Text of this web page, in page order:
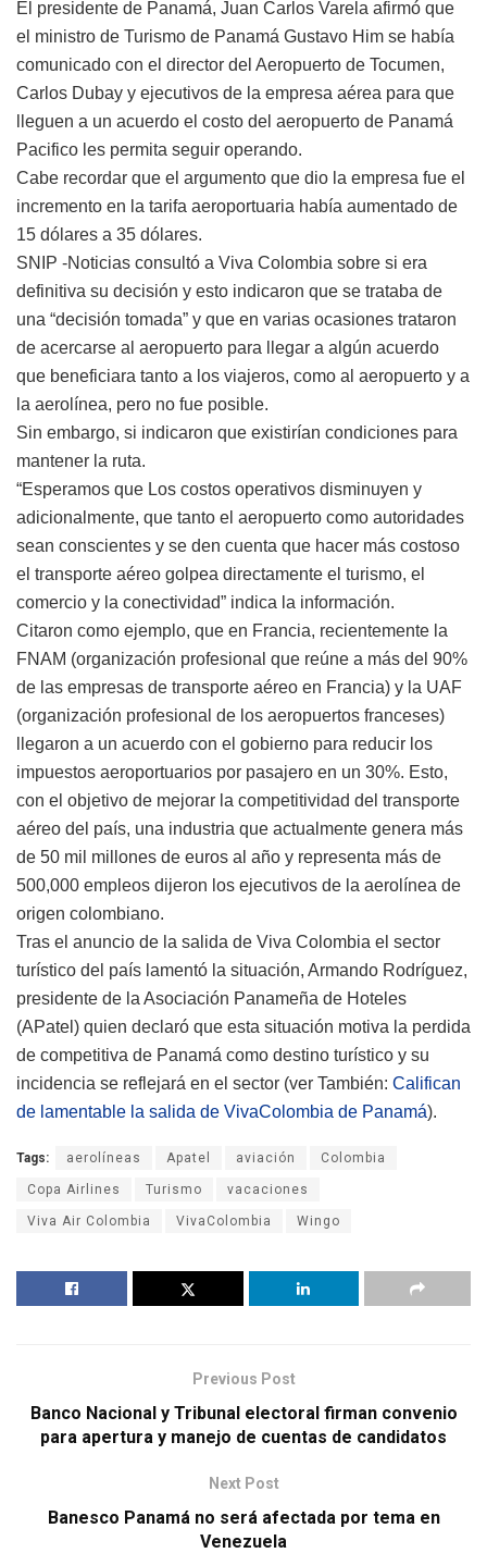
El presidente de Panamá, Juan Carlos Varela afirmó que
el ministro de Turismo de Panamá Gustavo Him se había
comunicado con el director del Aeropuerto de Tocumen,
Carlos Dubay y ejecutivos de la empresa aérea para que
lleguen a un acuerdo el costo del aeropuerto de Panamá
Pacifico les permita seguir operando.
Cabe recordar que el argumento que dio la empresa fue el
incremento en la tarifa aeroportuaria había aumentado de
15 dólares a 35 dólares.
SNIP -Noticias consultó a Viva Colombia sobre si era
definitiva su decisión y esto indicaron que se trataba de
una “decisión tomada” y que en varias ocasiones trataron
de acercarse al aeropuerto para llegar a algún acuerdo
que beneficiara tanto a los viajeros, como al aeropuerto y a
la aerolínea, pero no fue posible.
Sin embargo, si indicaron que existirían condiciones para
mantener la ruta.
“Esperamos que Los costos operativos disminuyen y
adicionalmente, que tanto el aeropuerto como autoridades
sean conscientes y se den cuenta que hacer más costoso
el transporte aéreo golpea directamente el turismo, el
comercio y la conectividad” indica la información.
Citaron como ejemplo, que en Francia, recientemente la
FNAM (organización profesional que reúne a más del 90%
de las empresas de transporte aéreo en Francia) y la UAF
(organización profesional de los aeropuertos franceses)
llegaron a un acuerdo con el gobierno para reducir los
impuestos aeroportuarios por pasajero en un 30%. Esto,
con el objetivo de mejorar la competitividad del transporte
aéreo del país, una industria que actualmente genera más
de 50 mil millones de euros al año y representa más de
500,000 empleos dijeron los ejecutivos de la aerolínea de
origen colombiano.
Tras el anuncio de la salida de Viva Colombia el sector
turístico del país lamentó la situación, Armando Rodríguez,
presidente de la Asociación Panameña de Hoteles
(APatel) quien declaró que esta situación motiva la perdida
de competitiva de Panamá como destino turístico y su
incidencia se reflejará en el sector (ver También: Califican
de lamentable la salida de VivaColombia de Panamá).
Tags: aerolíneas Apatel aviación Colombia
Copa Airlines Turismo vacaciones
Viva Air Colombia VivaColombia Wingo
Previous Post
Banco Nacional y Tribunal electoral firman convenio
para apertura y manejo de cuentas de candidatos
Next Post
Banesco Panamá no será afectada por tema en
Venezuela